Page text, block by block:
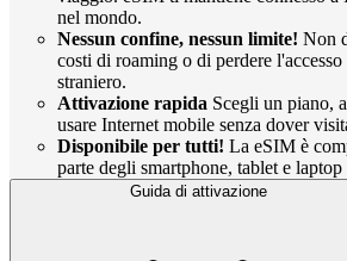
nel mondo.
Nessun confine, nessun limite! Non
costi di roaming o di perdere
straniero.
Attivazione rapida Scegli un piano,
usare Internet mobile senza dover
Disponibile per tutti! La eSIM è
parte degli smartphone, tablet e
Guida di attivazione